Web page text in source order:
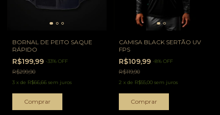
BORNAL DE PEITO SAQUE
RÁPIDO
R$199,99 -33% OFF
R$299,90
3 x de R$66,66 sem juros
Comprar
CAMISA BLACK SERTÃO UV
FPS
R$109,99 -8% OFF
R$119,90
2 x de R$55,00 sem juros
Comprar